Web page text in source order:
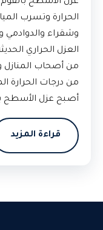
عزل الأسطح
الحرارة وتسرب
وشقراء
العزل الحراري
من أصحاب المنازل
من درجات الحرارة
أصبح عزل الأسطح
قراءة المزيد